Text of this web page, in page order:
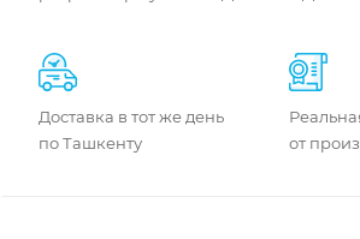
Доставка в тот же день
по Ташкенту
от